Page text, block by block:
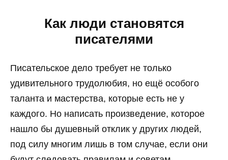
Как люди становятся
писателями
Писательское дело требует не только
удивительного трудолюбия, но ещё особого
таланта и мастерства, которые есть не у
каждого. Но написать произведение, которое
нашло бы душевный отклик у других людей,
под силу многим лишь в том случае, если они